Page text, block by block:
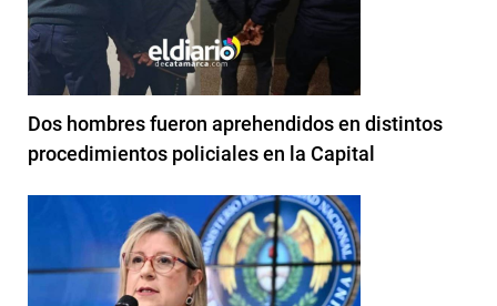
Dos hombres fueron aprehendidos en distintos
procedimientos policiales en la Capital